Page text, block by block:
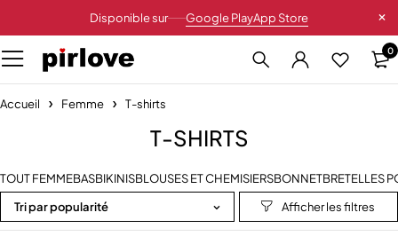
Disponible sur Google PlayApp Store
0
Accueil Femme T-shirts
T-SHIRTS
TOUT FEMMEBASBIKINISBLOUSES ET CHEMISIERSBONNETBRETELLES
Tri par popularité